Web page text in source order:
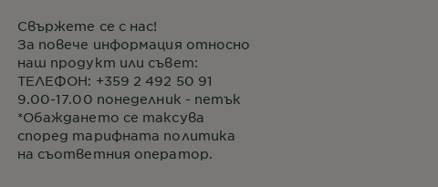
Свържете се с нас!
За повече информация относно
наш продукт или съвет:
ТЕЛЕФОН: +359 2 492 50 91
9.00-17.00 понеделник - петък
*Обаждането се таксува
според тарифната политика
на съответния оператор.